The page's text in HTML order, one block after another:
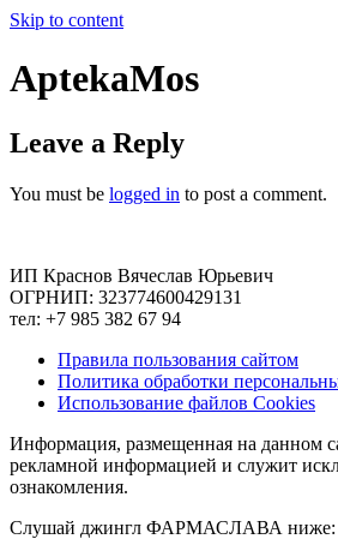
Skip to content
AptekaMos
Leave a Reply
You must be logged in to post a comment.
ИП Краснов Вячеслав Юрьевич
ОГРНИП: 323774600429131
тел: +7 985 382 67 94
Правила пользования сайтом
Политика обработки
Использование файлов Cookies
Информация, размещенная на данном
рекламной информацией и служит
ознакомления.
Слушай джингл ФАРМАСЛАВА ниже: